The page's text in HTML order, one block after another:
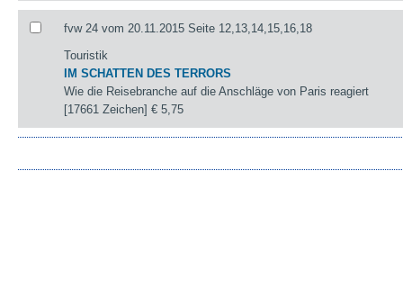
fvw 24 vom 20.11.2015 Seite 12,13,14,15,16,18
Touristik
IM SCHATTEN DES TERRORS
Wie die Reisebranche auf die Anschläge von Paris reagiert
[17661 Zeichen]€ 5,75